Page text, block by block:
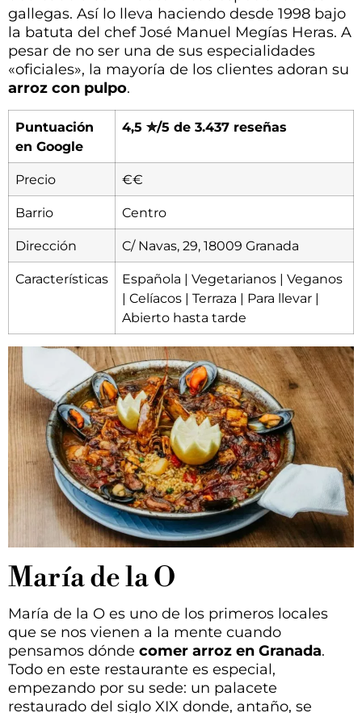
gallegas. Así lo lleva haciendo desde 1998 bajo
la batuta del chef José Manuel Megías Heras. A
pesar de no ser una de sus especialidades
«oficiales», la mayoría de los clientes adoran su
arroz con pulpo.
Puntuación
en Google
4,5 ✮/5 de 3.437 reseñas
Precio €€
Barrio Centro
Dirección C/ Navas, 29, 18009 Granada
Características
Española | Vegetarianos | Veganos
| Celíacos | Terraza | Para llevar |
Abierto hasta tarde
María de la O
María de la O es uno de los primeros locales
que se nos vienen a la mente cuando
pensamos dónde comer arroz en Granada.
Todo en este restaurante es especial,
empezando por su sede: un palacete
restaurado del siglo XIX donde, antaño, se